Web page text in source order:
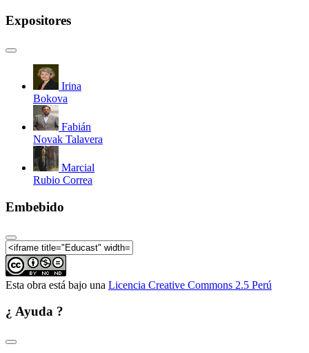
Expositores
Irina
Bokova
Fabián
Novak Talavera
Marcial
Rubio Correa
Embebido
Esta obra está bajo una Licencia Creative Commons 2.5 Perú
¿ Ayuda ?